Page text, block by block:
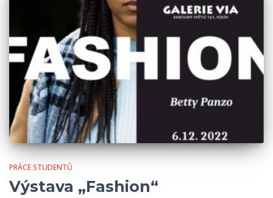
PRÁCE STUDENTŮ
Výstava „Fashion“